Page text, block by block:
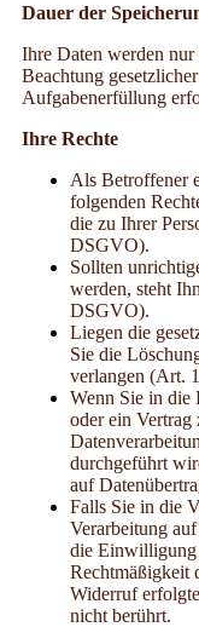
Dauer der
Ihre Daten werden nur
Beachtung
Aufgabenerfüllung
Ihre Rechte
Als Betroffener
folgenden
die zu Ihrer
DSGVO).
Sollten
werden, steht
DSGVO).
Liegen die
Sie die
verlangen (Art.
Wenn Sie in die
oder ein Vertrag
durchgeführt
auf
Falls Sie in die
Verarbeitung
die
Rechtmäßigkeit
Widerruf
nicht berührt.